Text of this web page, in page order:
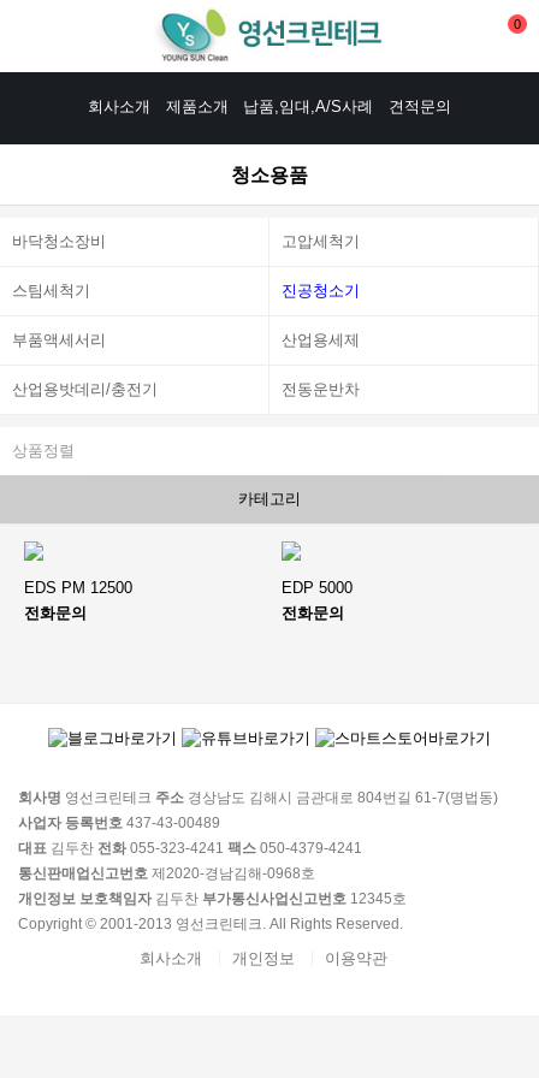
0
회사소개 제품소개 납품,임대,A/S사례 견적문의
청소용품
바닥청소장비 고압세척기
스팀세척기 진공청소기
부품액세서리 산업용세제
산업용밧데리/충전기 전동운반차
상품정렬
카테고리
EDS PM 12500
전화문의
EDP 5000
전화문의
회사명 영선크린테크 주소 경상남도 김해시 금관대로 804번길 61-7(명법동)
사업자 등록번호 437-43-00489
대표 김두찬 전화 055-323-4241 팩스 050-4379-4241
통신판매업신고번호 제2020-경남김해-0968호
개인정보 보호책임자 김두찬 부가통신사업신고번호 12345호
Copyright © 2001-2013 영선크린테크. All Rights Reserved.
회사소개 개인정보 이용약관